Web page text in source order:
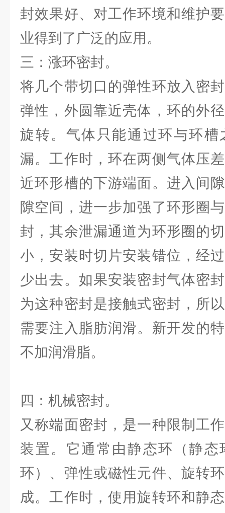
封效果好、对工作环境和维护
业得到了广泛的应用。
三：涨环密封。
将几个带切口的弹性环放入密
弹性，外圆靠近壳体，环的外
旋转。气体只能通过环与环槽
漏。工作时，环在两侧气体压
近环形槽的下游端面。进入间
隙空间，进一步加强了环形圈
封，其余泄漏通道为环形圈的
小，安装时切片安装错位，经
少出去。如果安装密封气体密
为这种密封是接触式密封，所
需要注入脂肪润滑。新开发的
不加润滑脂。
四：机械密封。
又称端面密封，是一种限制工
装置。它通常由静态环（静
环）、弹性或磁性元件、旋转
成。工作时，使用旋转环和静